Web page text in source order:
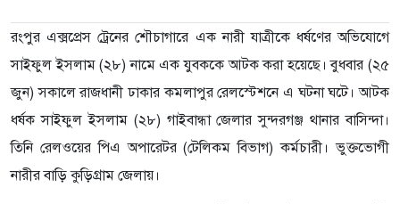
রংপুর এক্সপ্রেস ট্রেনের শৌচাগারে এক নারী যাত্রীকে ধর্ষণের অভিযোগে
সাইফুল ইসলাম (২৮) নামে এক যুবককে আটক করা হয়েছে। বুধবার (২৫
জুন) সকালে রাজধানী ঢাকার কমলাপুর রেলস্টেশনে এ ঘটনা ঘটে। আটক
ধর্ষক সাইফুল ইসলাম (২৮) গাইবান্ধা জেলার সুন্দরগঞ্জ থানার বাসিন্দা।
তিনি রেলওয়ের পিএ অপারেটর (টেলিকম বিভাগ) কর্মচারী। ভুক্তভোগী
নারীর বাড়ি কুড়িগ্রাম জেলায়।